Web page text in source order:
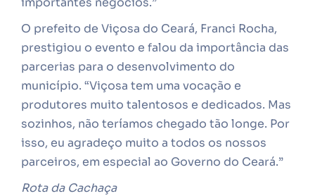
O prefeito de Viçosa do Ceará, Franci Rocha,
prestigiou o evento e falou da importância das
parcerias para o desenvolvimento do
município. “Viçosa tem uma vocação e
produtores muito talentosos e dedicados. Mas
sozinhos, não teríamos chegado tão longe. Por
isso, eu agradeço muito a todos os nossos
parceiros, em especial ao Governo do Ceará.”
Rota da Cachaça